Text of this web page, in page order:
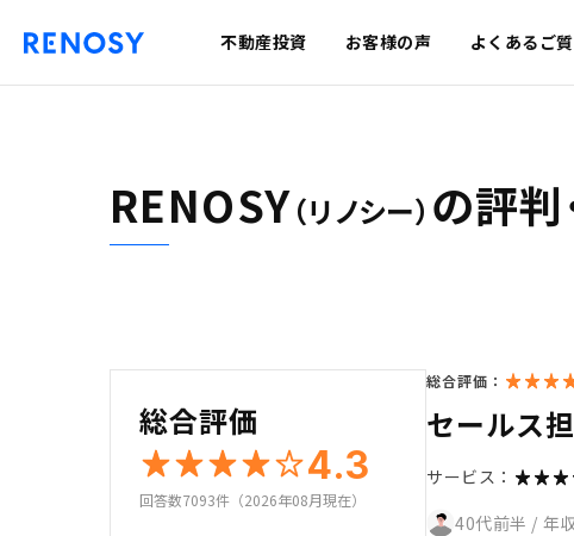
不動産投資 お客様の声 よくあるご
RENOSY（リノシー） の評判
総合評価
4.3
回答数7093件（2026年08月現在）
総合評価：
セールス
サービス：
40代前半 / 年